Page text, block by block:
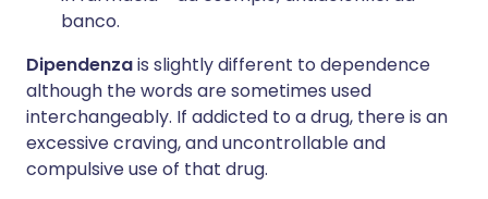
banco.
Dipendenzais slightly different to dependence
although the words are sometimes used
interchangeably. If addicted to a drug, there is an
excessive craving, and uncontrollable and
compulsive use of that drug.